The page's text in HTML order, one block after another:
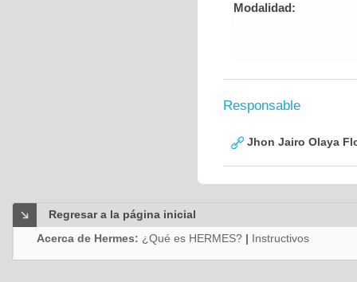
Modalidad:
Responsable
Jhon Jairo Olaya
Regresar a la página inicial
Acerca de Hermes: ¿Qué es HERMES? | Instructivos